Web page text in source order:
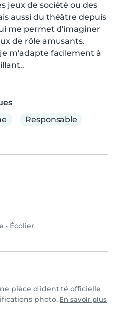
jeux de société ou des
aussi du théâtre depuis
me permet d'imaginer
de rôle amusants.
m'adapte facilement à
Responsable
• Écolier
pièce d'identité officielle
photo. En savoir plus